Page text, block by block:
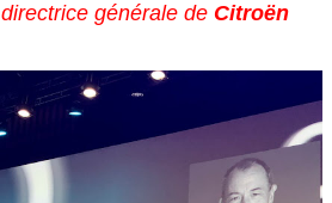
générale de Citroën